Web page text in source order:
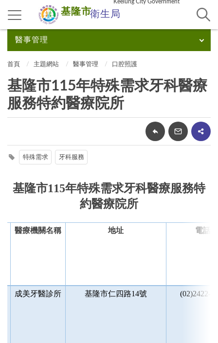
基隆市衛生局
Keelung City Government
醫事管理
首頁 主題網站 醫事管理 口腔照護
基隆市115年特殊需求牙科醫療
服務特約醫療院所
特殊需求 牙科服務
基隆市115年特殊需求牙科醫療服務特
約醫療院所
醫療機關名稱 地址 電話
成美牙醫診所 基隆市仁四路14號 (02)2422-